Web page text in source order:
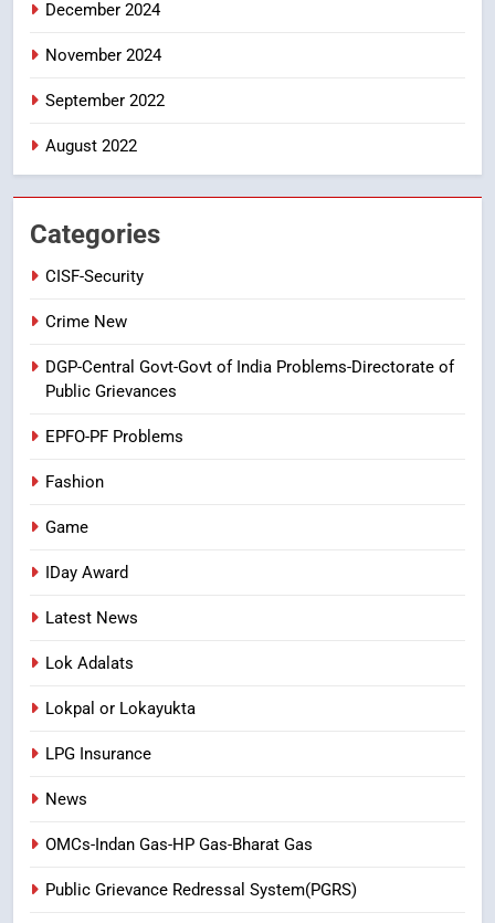
7
తిరుమల లడ్డూ నెయ్యి కల్తీ: పవిత్ర
8
Laddu: A Sacred Trust Betrayed
December 2024
November 2024
September 2022
August 2022
Categories
CISF-Security
Crime New
DGP-Central Govt-Govt of India Problems-Directorate of
Public Grievances
EPFO-PF Problems
Fashion
Game
IDay Award
Latest News
Lok Adalats
Lokpal or Lokayukta
LPG Insurance
News
OMCs-Indan Gas-HP Gas-Bharat Gas
Public Grievance Redressal System(PGRS)